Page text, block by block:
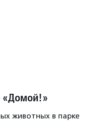
«Домой!»
животных в парке